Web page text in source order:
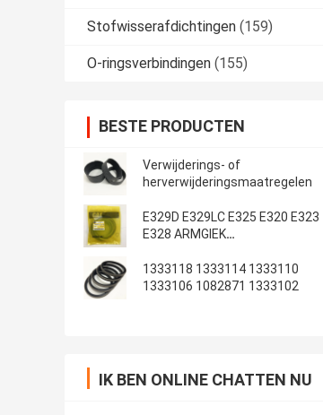
Stofwisserafdichtingen (159)
O-ringsverbindingen (155)
BESTE PRODUCTEN
Verwijderings- of
herverwijderingsmaatregelen
E329D E329LC E325 E320 E323
E328 ARMGIEK
1333118 1333114 1333110
1333106 1082871 1333102
IK BEN ONLINE CHATTEN NU